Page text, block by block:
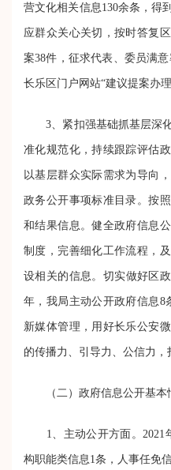
营文化相关信息130余条，得
应群众关心关切，按时答复
案38件，征求代表、委员满
长乐区门户网站“建议提案办
3 、紧扣强基础抓基层深
准化规范化，持续跟踪评估
以基层群众实际需求为导向
政务公开事项标准目录。按
和结果信息。健全政府信息
制度，完善细化工作流程，
设相关的信息。切实做好区
年，我局主动公开政府信息 8
新媒体管理，用好长乐公安
的传播力、引导力、公信力，
（二）政府信息公开基本
1、主动公开方面。 2021
构职能类信息 1条，人事任免